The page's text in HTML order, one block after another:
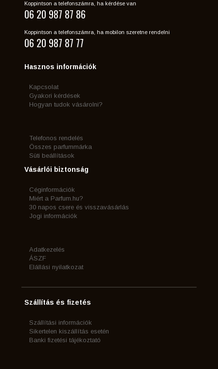
Koppintson a telefonszámra, ha kérdése van
06 20 987 87 86
Koppintson a telefonszámra, ha mobilon szeretne rendelni
06 20 987 87 77
Hasznos információk
Kapcsolat
Gyakori kérdések
Hogyan tudok vásárolni?
Telefonos rendelés
Összes parfummárka
Süti beállítások
Vásárlói biztonság
Céginformációk
Miért a Parfum.hu?
30 napos csere és visszavásárlás
Jogi információk
Adatkezelés
ÁSZF
Elállási nyilatkozat
Szállítás és fizetés
Szállítási információk
Sikertelen kiszállítás esetén
Banki fizetési tájékoztató